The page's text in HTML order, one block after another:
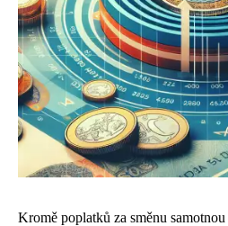
Kromě poplatků za směnu